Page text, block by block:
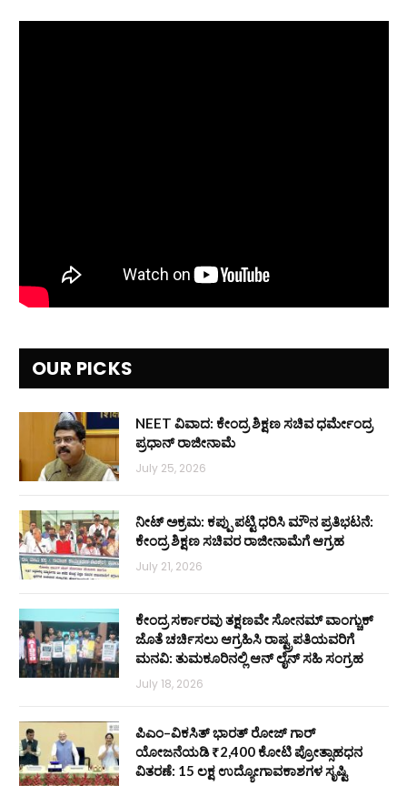
OUR PICKS
NEET ವಿವಾದ: ಕೇಂದ್ರ ಶಿಕ್ಷಣ ಸಚಿವ ಧರ್ಮೇಂದ್ರ
ಪ್ರಧಾನ್ ರಾಜೀನಾಮೆ
July 25, 2026
ನೀಟ್ ಅಕ್ರಮ: ಕಪ್ಪು ಪಟ್ಟಿ ಧರಿಸಿ ಮೌನ ಪ್ರತಿಭಟನೆ:
ಕೇಂದ್ರ ಶಿಕ್ಷಣ ಸಚಿವರ ರಾಜೀನಾಮೆಗೆ ಆಗ್ರಹ
July 21, 2026
ಕೇಂದ್ರ ಸರ್ಕಾರವು ತಕ್ಷಣವೇ ಸೋನಮ್ ವಾಂಗ್ಚುಕ್
ಜೊತೆ ಚರ್ಚಿಸಲು ಆಗ್ರಹಿಸಿ ರಾಷ್ಟ್ರಪತಿಯವರಿಗೆ
ಮನವಿ: ತುಮಕೂರಿನಲ್ಲಿ ಆನ್‌ ಲೈನ್ ಸಹಿ ಸಂಗ್ರಹ
July 18, 2026
ಪಿಎಂ–ವಿಕಸಿತ್ ಭಾರತ್ ರೋಜ್‌ ಗಾರ್
ಯೋಜನೆಯಡಿ ₹2,400 ಕೋಟಿ ಪ್ರೋತ್ಸಾಹಧನ
ವಿತರಣೆ: 15 ಲಕ್ಷ ಉದ್ಯೋಗಾವಕಾಶಗಳ ಸೃಷ್ಟಿ